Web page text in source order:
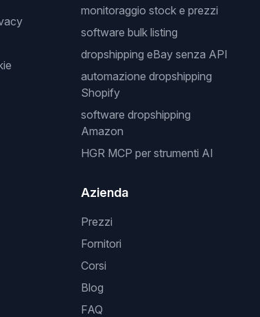
monitoraggio stock e prezzi
software bulk listing
dropshipping eBay senza API
automazione dropshipping
Shopify
software dropshipping
Amazon
HGR MCP per strumenti AI
Azienda
Prezzi
Fornitori
Corsi
Blog
FAQ